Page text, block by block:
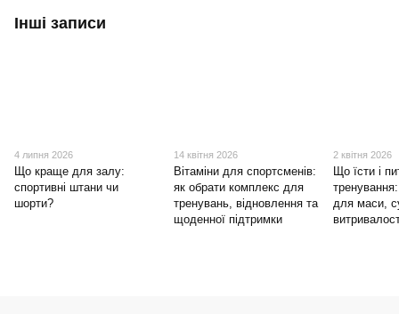
Інші записи
4 липня 2026
Що краще для залу:
спортивні штани чи
шорти?
14 квітня 2026
Вітаміни для спортсменів:
як обрати комплекс для
тренувань, відновлення та
щоденної підтримки
2 квітня 2026
Що їсти і
для маси,